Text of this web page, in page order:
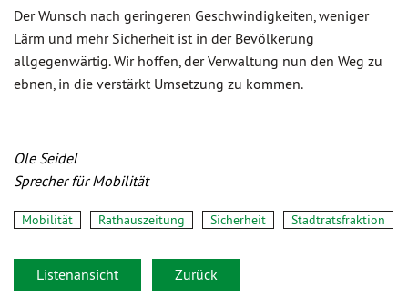
Der Wunsch nach geringeren Geschwindigkeiten, weniger
Lärm und mehr Sicherheit ist in der Bevölkerung
allgegenwärtig. Wir hoffen, der Verwaltung nun den Weg zu
ebnen, in die verstärkt Umsetzung zu kommen.
Ole Seidel
Sprecher für Mobilität
Mobilität Rathauszeitung Sicherheit Stadtratsfraktion
Listenansicht Zurück